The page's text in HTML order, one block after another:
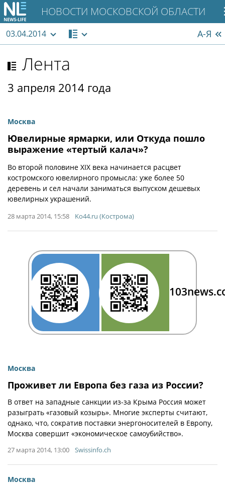
НОВОСТИ МОСКОВСКОЙ ОБЛАСТИ
03.04.2014 А-Я
Лента
3 апреля 2014 года
Москва
Ювелирные ярмарки, или Откуда пошло
выражение «тертый калач»?
Во второй половине XIX века начинается расцвет
костромского ювелирного промысла: уже более 50
деревень и сел начали заниматься выпуском дешевых
ювелирных украшений.
28 марта 2014, 15:58 Ko44.ru (Кострома)
Москва
Проживет ли Европа без газа из России?
В ответ на западные санкции из-за Крыма Россия может
разыграть «газовый козырь». Многие эксперты считают,
однако, что, сократив поставки энергоносителей в Европу,
Москва совершит «экономическое самоубийство».
27 марта 2014, 13:00 Swissinfo.ch
Москва